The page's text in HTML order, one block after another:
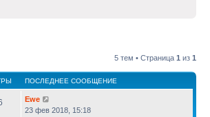
5 тем • Страница 1 из 1
ПОСЛЕДНЕЕ СООБЩЕНИЕ
Ewe
23 фев 2018, 15:18